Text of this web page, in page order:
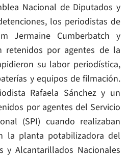
Nacional de Diputados y
los periodistas de
Jermaine Cumberbatch y
retenidos por agentes de la
su labor periodística,
y equipos de filmación.
Rafaela Sánchez y un
por agentes del Servicio
(SPI) cuando realizaban
la planta potabilizadora del
y Alcantarillados Nacionales